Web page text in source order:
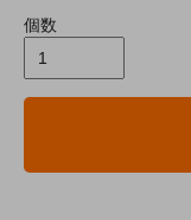
個数